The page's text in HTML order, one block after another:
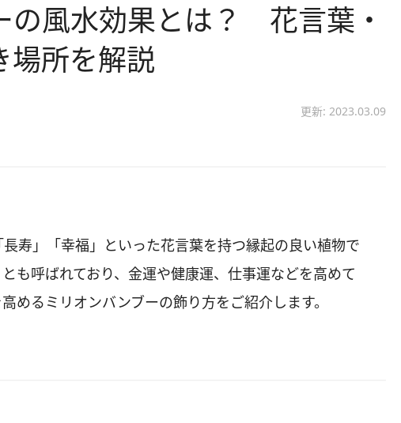
の風水効果とは？ 花言葉・
場所を解説
更新: 2023.03.09
寿」「幸福」といった花言葉を持つ縁起の良い植物で
も呼ばれており、金運や健康運、仕事運などを高めて
めるミリオンバンブーの飾り方をご紹介します。